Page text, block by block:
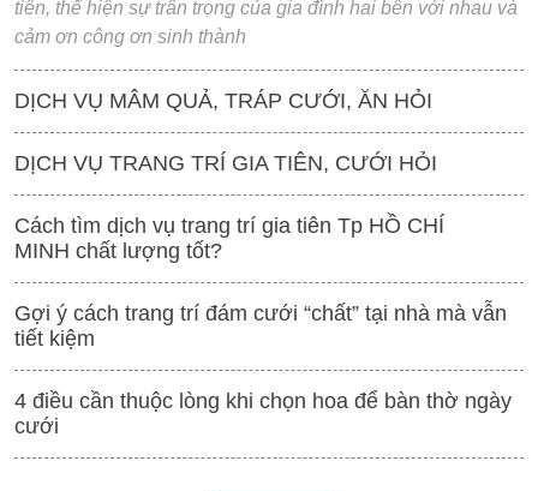
tiên, thể hiện sự trân trọng của gia đình hai bên với nhau và
cảm ơn công ơn sinh thành
DỊCH VỤ MÂM QUẢ, TRÁP CƯỚI, ĂN HỎI
DỊCH VỤ TRANG TRÍ GIA TIÊN, CƯỚI HỎI
Cách tìm dịch vụ trang trí gia tiên Tp HỒ CHÍ
MINH chất lượng tốt?
Gợi ý cách trang trí đám cưới “chất” tại nhà mà vẫn
tiết kiệm
4 điều cần thuộc lòng khi chọn hoa để bàn thờ ngày
cưới